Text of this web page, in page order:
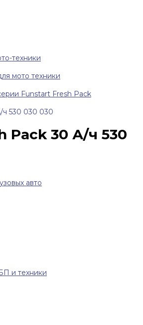
техники
мото техники
Funstart Fresh Pack
ч 530 030 030
Pack 30 А/ч 530
авто
и техники